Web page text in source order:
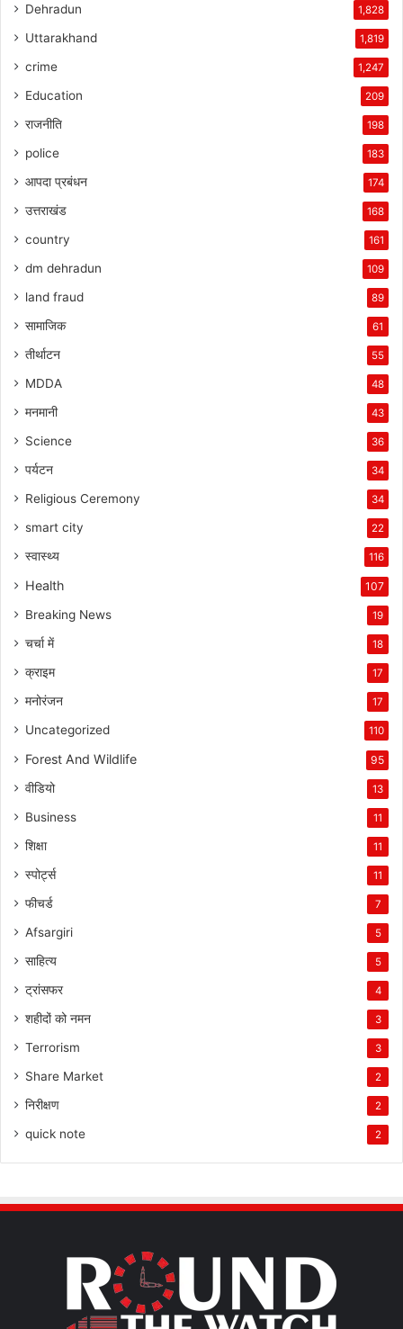
Dehradun 1,828
Uttarakhand 1,819
crime 1,247
Education 209
राजनीति 198
police 183
आपदा प्रबंधन 174
उत्तराखंड 168
country 161
dm dehradun 109
land fraud 89
सामाजिक 61
तीर्थाटन 55
MDDA 48
मनमानी 43
Science 36
पर्यटन 34
Religious Ceremony 34
smart city 22
स्वास्थ्य 116
Health 107
Breaking News 19
चर्चा में 18
क्राइम 17
मनोरंजन 17
Uncategorized 110
Forest And Wildlife 95
वीडियो 13
Business 11
शिक्षा 11
स्पोर्ट्स 11
फीचर्ड 7
Afsargiri 5
साहित्य 5
ट्रांसफर 4
शहीदों को नमन 3
Terrorism 3
Share Market 2
निरीक्षण 2
quick note 2